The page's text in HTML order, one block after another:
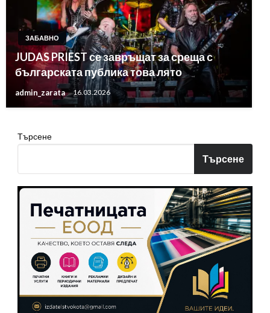
ЗАБАВНО
JUDAS PRIEST се завръщат за среща с
българската публика това лято
admin_zarata 16.03.2026
Търсене
Търсене